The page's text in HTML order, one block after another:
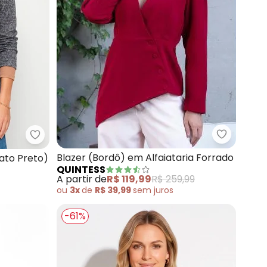
Plano com Faixa
Quintess - Blazer em Moletinho (Abstrato Preto)
Preto)
Quintess
Blazer (Bordô) em Alfaiataria Forrado
QUINTESS
A partir deR$ 119,99R$ 259,99
ou 3xde R$ 39,99sem juros
-61%